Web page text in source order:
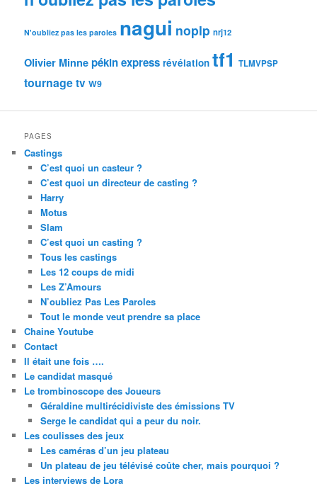
N'oubliez pas les paroles nagui noplp nrj12
Olivier Minne pékin express révélation tf1 TLMVPSP
tournagetv W9
PAGES
Castings
C’est quoi un casteur ?
C’est quoi un directeur de casting ?
Harry
Motus
Slam
C’est quoi un casting ?
Tous les castings
Les 12 coups de midi
Les Z’Amours
N’oubliez Pas Les Paroles
Tout le monde veut prendre sa place
Chaine Youtube
Contact
Il était une fois ….
Le candidat masqué
Le trombinoscope des Joueurs
Géraldine multirécidiviste des émissions TV
Serge le candidat qui a peur du noir.
Les coulisses des jeux
Les caméras d’un jeu plateau
Un plateau de jeu télévisé coûte cher, mais pourquoi ?
Les interviews de Lora